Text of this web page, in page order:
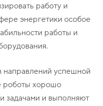
работу и
энергетики особое
работы и
направлений успешной
роботы хорошо
задачами и выполняют